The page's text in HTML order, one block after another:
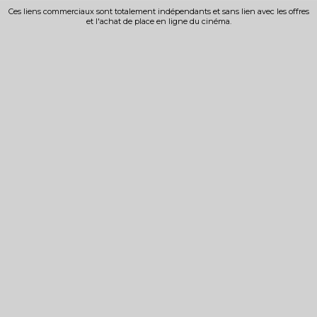
Ces liens commerciaux sont totalement indépendants et sans lien avec les offres
et l'achat de place en ligne du cinéma.